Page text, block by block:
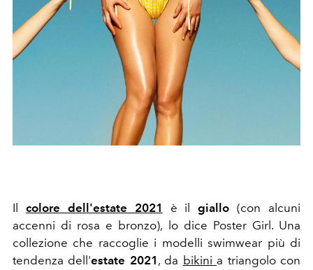
Il colore dell'estate 2021 è ilgiallo (con alcuni
accenni di rosa e bronzo), lo dice Poster Girl. Una
collezione che raccoglie i modelli swimwear più di
tendenza dell'estate 2021 , da bikini a triangolo con